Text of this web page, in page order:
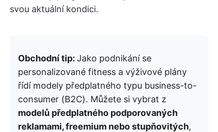
svou aktuální kondici.
Obchodní tip: Jako podnikání se
personalizované fitness a výživové plány
řídí modely předplatného typu business-to-
consumer (B2C). Můžete si vybrat z
modelů předplatného podporovaných
reklamami, freemium nebo stupňovitých,